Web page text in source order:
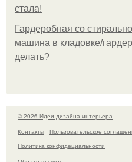
стала!
Гардеробная со
машина в кладовке/
делать?
© 2026 Идеи дизайна интерьера
Контакты
Пользовательское
Политика конфидециальности